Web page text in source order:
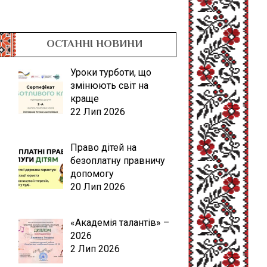
ОСТАННІ НОВИНИ
Уроки турботи, що
змінюють світ на
краще
22 Лип 2026
Право дітей на
безоплатну правничу
допомогу
20 Лип 2026
«Академія талантів» –
2026
2 Лип 2026